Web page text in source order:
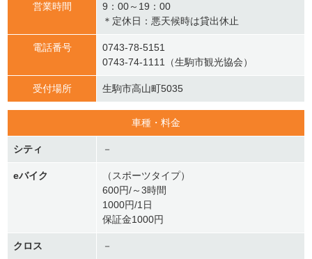
営業時間
9：00～19：00
＊定休日：悪天候時は貸出休止
電話番号
0743-78-5151
0743-74-1111（生駒市観光協会）
受付場所 生駒市高山町5035
車種・料金
シティ －
eバイク
（スポーツタイプ）
600円/～3時間
1000円/1日
保証金1000円
クロス －